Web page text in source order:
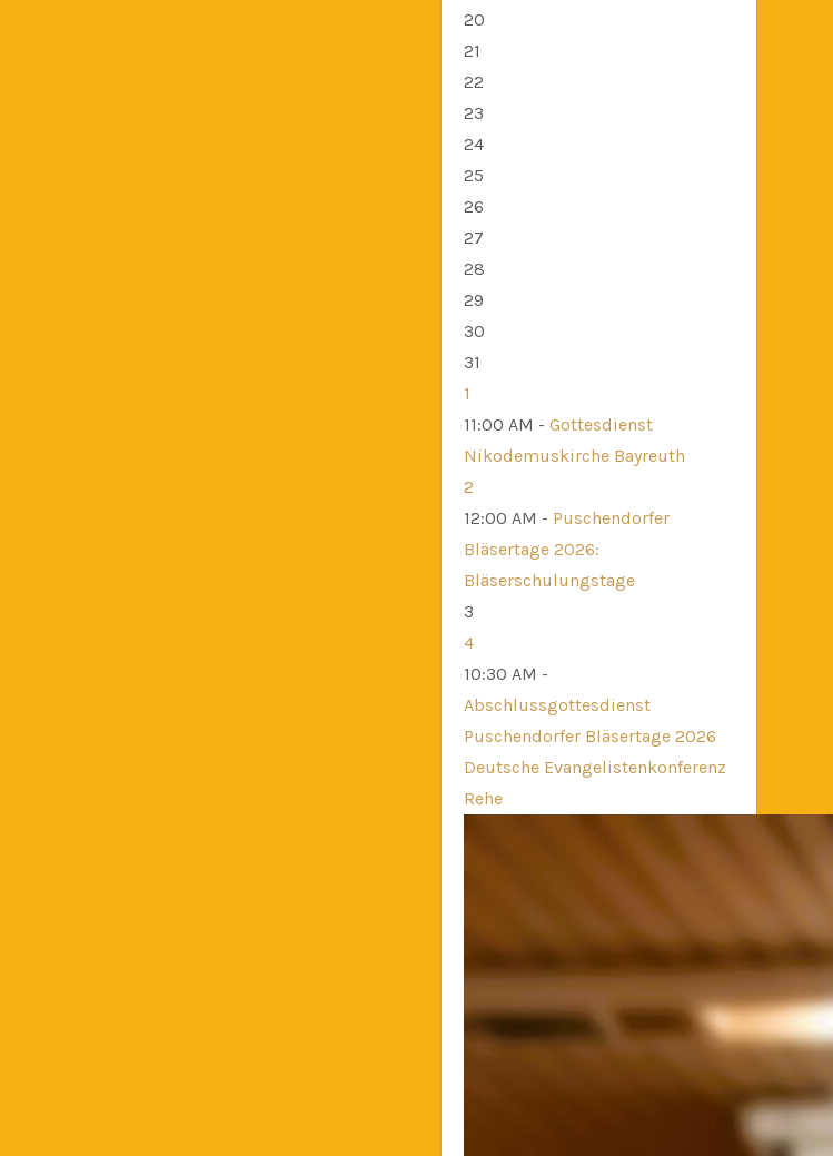
20
21
22
23
24
25
26
27
28
29
30
31
1
11:00 AM - Gottesdienst
Nikodemuskirche Bayreuth
2
12:00 AM - Puschendorfer
Bläsertage 2026:
Bläserschulungstage
3
4
10:30 AM -
Abschlussgottesdienst
Puschendorfer Bläsertage 2026
Deutsche Evangelistenkonferenz
Rehe